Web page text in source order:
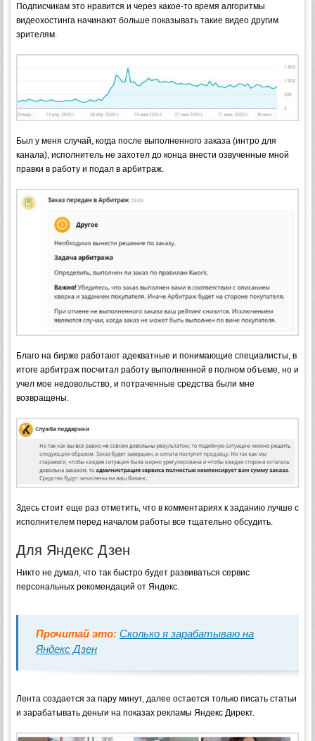
Подписчикам это нравится и через какое-то время алгоритмы
видеохостинга начинают больше показывать такие видео другим
зрителям.
Был у меня случай, когда после выполненного заказа (интро для
канала), исполнитель не захотел до конца внести озвученные мной
правки в работу и подал в арбитраж.
Благо на бирже работают адекватные и понимающие специалисты, в
итоге арбитраж посчитал работу выполненной в полном объеме, но и
учел мое недовольство, и потраченные средства были мне
возвращены.
Здесь стоит еще раз отметить, что в комментариях к заданию лучше с
исполнителем перед началом работы все тщательно обсудить.
Для Яндекс Дзен
Никто не думал, что так быстро будет развиваться сервис
персональных рекомендаций от Яндекс.
Прочитай это: Сколько я зарабатываю на
Яндекс Дзен
Лента создается за пару минут, далее остается только писать статьи
и зарабатывать деньги на показах рекламы Яндекс Директ.